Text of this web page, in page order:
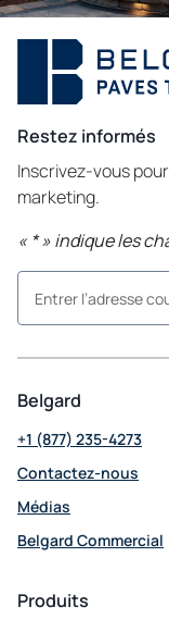
Restez informés
Inscrivez-vous
marketing.
« *» indique les
Belgard
+1 (877) 235-4273
Contactez-nous
Médias
Belgard Commercial
in
Produits